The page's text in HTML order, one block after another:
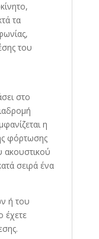
τα
του
στο
η
φόρτωσης
ακουστικού
σειρά ένα
ή του
έχετε